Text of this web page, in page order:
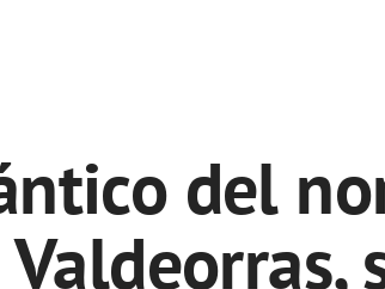
del